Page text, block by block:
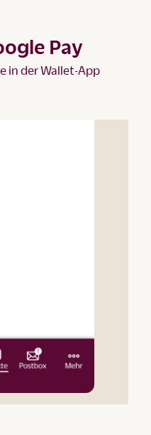
Pay
in der Wallet-App